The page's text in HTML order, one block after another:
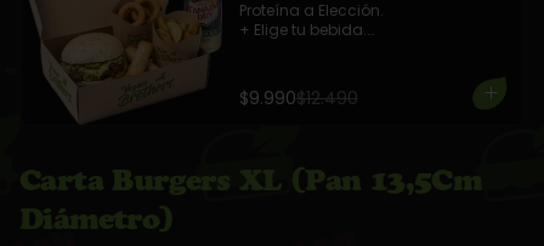
Proteína a Elección.
+ Elige tu bebida.
de Cebolla
$9.990$12.490
Carta Burgers XL (Pan 13,5Cm
Diámetro)